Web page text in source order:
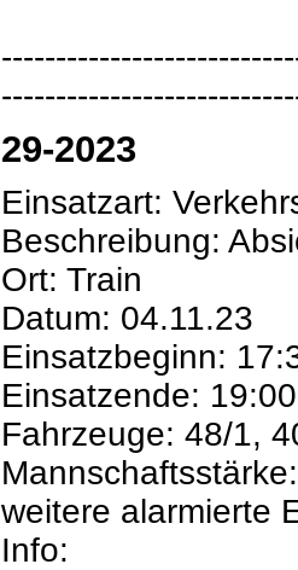
29-2023
Einsatzart:
Beschreibung:
Ort: Train
Datum: 04.11.23
Einsatzbeginn:
Einsatzende: 19:00
Fahrzeuge: 48/1,
Mannschaftsstärke:
weitere alarmierte
Info: